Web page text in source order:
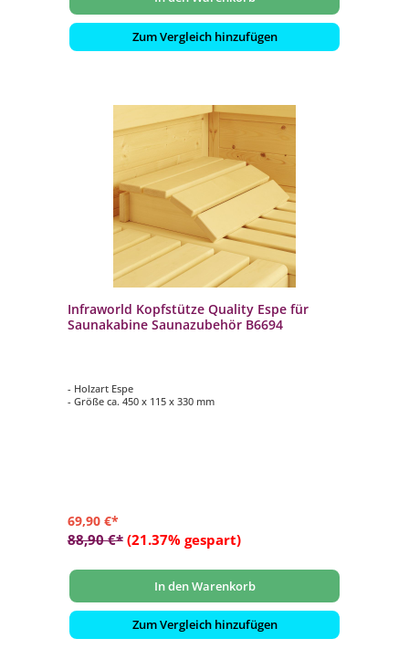
Zum Vergleich hinzufügen
Infraworld Kopfstütze Quality Espe für
Saunakabine Saunazubehör B6694
- Holzart Espe
- Größe ca. 450 x 115 x 330 mm
69,90 €*
88,90 €* (21.37% gespart)
In den Warenkorb
Zum Vergleich hinzufügen